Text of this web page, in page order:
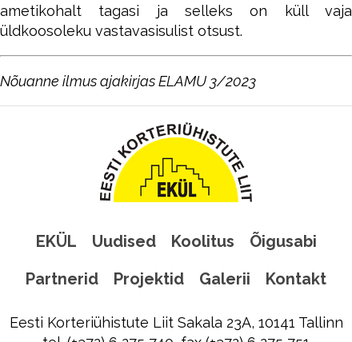
ametikohalt tagasi ja selleks on küll vaja
üldkoosoleku vastavasisulist otsust.
Nõuanne ilmus ajakirjas ELAMU 3/2023
EKÜL Uudised Koolitus
Õigusabi
Partnerid
Projektid Galerii Kontakt
Eesti Korteriühistute Liit Sakala 23A, 10141 Tallinn